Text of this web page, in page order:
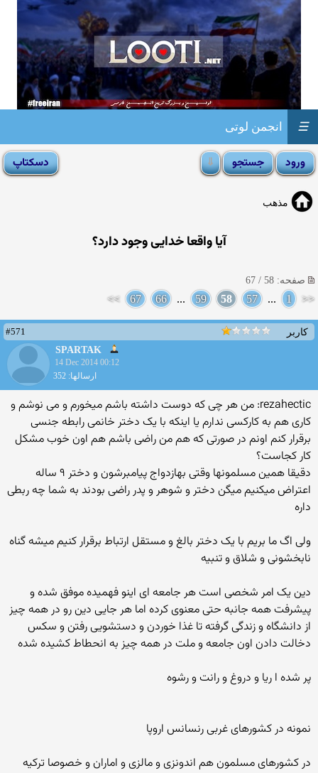
انجمن لوتی ☰
مذهب
آيا واقعا خدايى وجود دارد؟
صفحه: 58 / 67
<<
1
...
57
58
59
...
66
67
>>
کاربر
#571
SPARTAK
14 Dec 2014 00:12
ارسالها: 352
rezahectic: من هر چی که دوست داشته باشم میخورم و می نوشم و
کاری هم به کارکسی ندارم یا اینکه با یک دختر خانمی رابطه جنسی
برقرار کنم اونم در صورتی که هم من راضی باشم هم اون خوب مشکل
کار کجاست؟
دقیقا همین مسلمونها وقتی بهازدواج پیامبرشون و دختر ۹ ساله
اعتراض میکنیم میگن دختر و شوهر و پدر راضی بودند به شما چه ربطی
داره
ولی اگ ما بریم با یک دختر بالغ و مستقل ارتباط برقرار کنیم میشه گناه
نابخشونی و شلاق و تنبیه
دین یک امر شخصی است هر جامعه ای اینو فهمیده موفق شده و
پیشرفت همه جانبه حتی معنوی کرده اما هر جایی دین رو در همه چیز
از دانشگاه و زندگی گرفته تا غذا خوردن و دستشویی رفتن و سکس
دخالت دادن اون جامعه و ملت در همه چیز به انحطاط کشیده شده
پر شده ا ریا و دروغ و رانت و رشوه
نمونه در کشورهای غربی رنسانس اروپا
در کشورهای مسلمون هم اندونزی و مالزی و اماران و خصوصا ترکیه